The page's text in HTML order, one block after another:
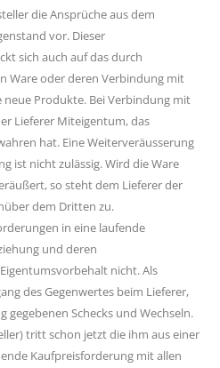
die Ansprüche aus dem
vor. Dieser
sich auch auf das durch
Ware oder deren Verbindung mit
neue Produkte. Bei Verbindung mit
Lieferer Miteigentum, das
hat. Eine Weiterveräusserung
ist nicht zulässig. Wird die Ware
so steht dem Lieferer der
dem Dritten zu.
in eine laufende
und deren
nicht. Als
des Gegenwertes beim Lieferer,
gegebenen Schecks und Wechseln.
tritt schon jetzt die ihm aus einer
Kaufpreisforderung mit allen